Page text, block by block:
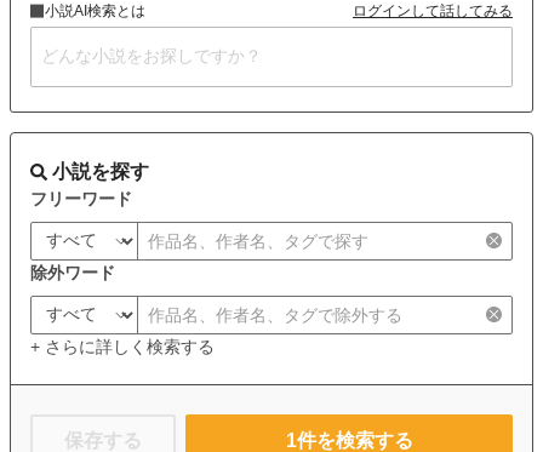
小説AI検索とは ログインして話してみる
小説を探す
フリーワード
除外ワード
+ さらに詳しく検索する
保存する 1件を検索する